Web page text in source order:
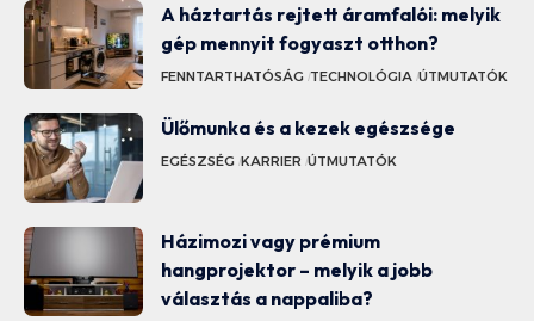
A háztartás rejtett áramfalói: melyik
gép mennyit fogyaszt otthon?
FENNTARTHATÓSÁG TECHNOLÓGIA ÚTMUTATÓK
Ülőmunka és a kezek egészsége
EGÉSZSÉG KARRIER ÚTMUTATÓK
Házimozi vagy prémium
hangprojektor – melyik a jobb
választás a nappaliba?